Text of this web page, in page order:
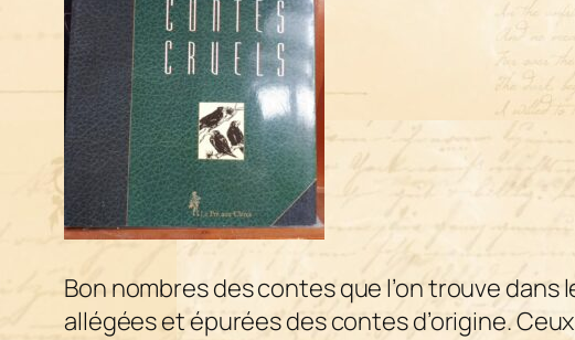
Bon nombres des contes que l’on trouve
allégées et épurées des contes d’origine.